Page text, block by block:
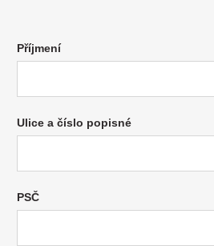
Příjmení
Ulice a číslo popisné
PSČ